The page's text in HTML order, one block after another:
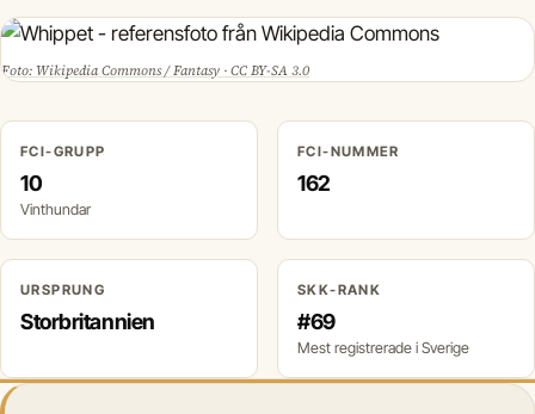
Foto: Wikipedia Commons / Fantasy · CC BY-SA 3.0
FCI-GRUPP
10
Vinthundar
FCI-NUMMER
162
URSPRUNG
Storbritannien
SKK-RANK
#69
Mest registrerade i Sverige